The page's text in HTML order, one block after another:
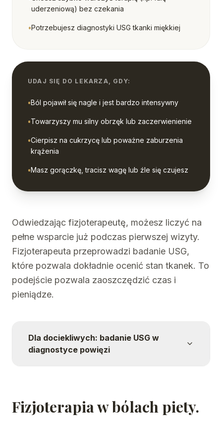
uderzeniową) bez czekania
•Potrzebujesz diagnostyki USG tkanki miękkiej
UDAJ SIĘ DO LEKARZA, GDY:
•Ból pojawił się nagle i jest bardzo intensywny
•Towarzyszy mu silny obrzęk lub zaczerwienienie
•Cierpisz na cukrzycę lub poważne zaburzenia
krążenia
•Masz gorączkę, tracisz wagę lub źle się czujesz
Odwiedzając fizjoterapeutę, możesz liczyć na
pełne wsparcie już podczas pierwszej wizyty.
Fizjoterapeuta przeprowadzi badanie USG,
które pozwala dokładnie ocenić stan tkanek. To
podejście pozwala zaoszczędzić czas i
pieniądze.
Dla dociekliwych: badanie USG w
diagnostyce powięzi
Fizjoterapia w bólach piety.